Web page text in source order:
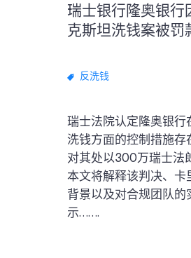
瑞士银行隆奥银行
克斯坦洗钱案被罚
反洗钱
瑞士法院认定隆奥银行
洗钱方面的控制措施存
对其处以300万瑞士法
本文将解释该判决、卡
背景以及对合规团队的
示…….